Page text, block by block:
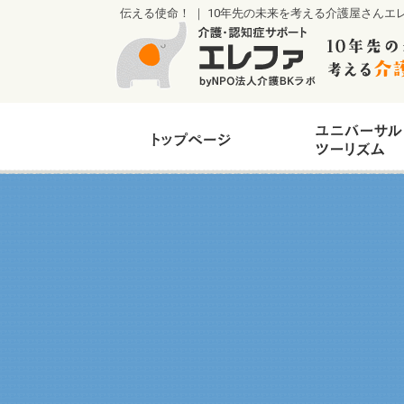
伝える使命！ ｜ 10年先の未来を考える介護屋さんエ